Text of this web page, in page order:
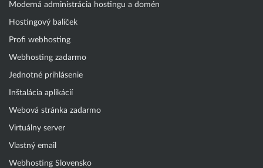
Moderná administrácia hostingu a domén
Hostingový balíček
Profi webhosting
Webhosting zadarmo
Jednotné prihlásenie
Inštalácia aplikácií
Webová stránka zadarmo
Virtuálny server
Vlastný email
Webhosting Slovensko